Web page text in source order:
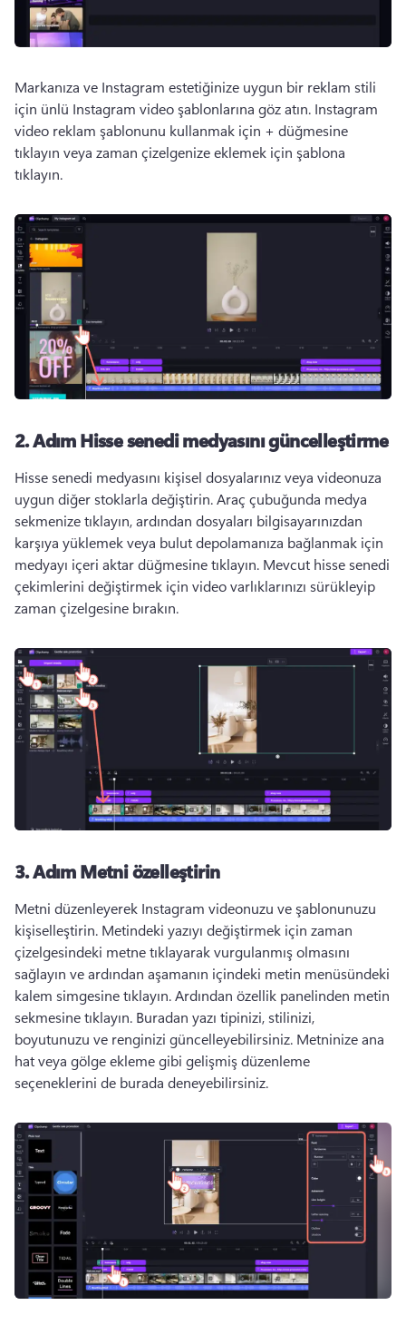
Markanıza ve Instagram estetiğinize uygun bir reklam stili
için ünlü Instagram video şablonlarına göz atın. Instagram
video reklam şablonunu kullanmak için + düğmesine
tıklayın veya zaman çizelgenize eklemek için şablona
tıklayın.
2. AdımHisse senedi medyasını güncelleştirme
Hisse senedi medyasını kişisel dosyalarınız veya videonuza
uygun diğer stoklarla değiştirin. Araç çubuğunda medya
sekmenize tıklayın, ardından dosyaları bilgisayarınızdan
karşıya yüklemek veya bulut depolamanıza bağlanmak için
medyayı içeri aktar düğmesine tıklayın. Mevcut hisse senedi
çekimlerini değiştirmek için video varlıklarınızı sürükleyip
zaman çizelgesine bırakın.
3. AdımMetni özelleştirin
Metni düzenleyerek Instagram videonuzu ve şablonunuzu
kişiselleştirin. Metindeki yazıyı değiştirmek için zaman
çizelgesindeki metne tıklayarak vurgulanmış olmasını
sağlayın ve ardından aşamanın içindeki metin menüsündeki
kalem simgesine tıklayın. Ardından özellik panelinden metin
sekmesine tıklayın. Buradan yazı tipinizi, stilinizi,
boyutunuzu ve renginizi güncelleyebilirsiniz. Metninize ana
hat veya gölge ekleme gibi gelişmiş düzenleme
seçeneklerini de burada deneyebilirsiniz.